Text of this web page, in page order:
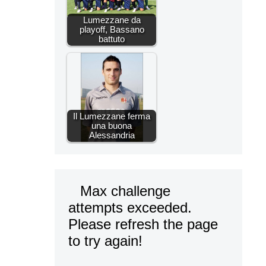
Lumezzane da
playoff, Bassano
battuto
Il Lumezzane ferma
una buona
Alessandria